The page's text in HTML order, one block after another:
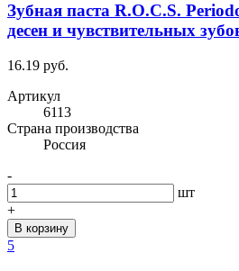
Зубная паста R.O.C.S.
десен и чувствительных
16.19 руб.
Артикул
6113
Cтрана производства
Россия
-
шт
+
В корзину
5